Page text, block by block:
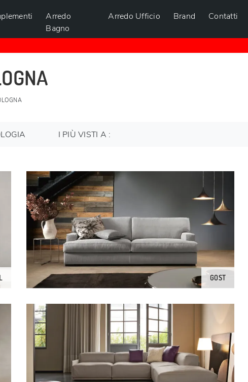
Arredo
Bagno
Arredo Ufficio Brand Contatti
I PIÙ VISTI A :
GOST